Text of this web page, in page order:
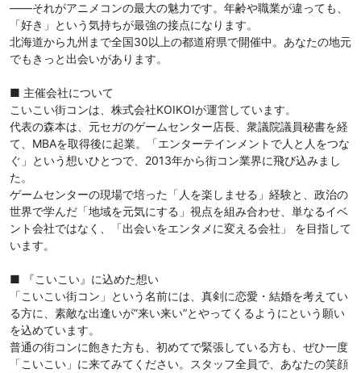
——それがアニメコンの最大の魅力です。年齢や職業が違っても、
「好き」という気持ちが最強の接点になります。
北海道から九州まで全国30以上の都道府県で開催中。あなたの地元
でもきっと出会いがあります。
■ 主催会社について
こいこい街コンは、株式会社KOIKOIが運営しています。
代表の森本は、元セガのゲームセンター店長、衆議院議員秘書を経
て、MBAを取得後に起業。「エンターテインメントで人と人をつな
ぐ」という想いひとつで、2013年から街コン業界に飛び込みまし
た。
ゲームセンターの現場で培った「人を楽しませる」経験と、政治の
世界で学んだ「地域を元気にする」視点を組み合わせ、単なるイベ
ント会社ではなく、「出会いをエンタメに変える会社」 を目指して
います。
■ 『こいこい』に込めた想い
「こいこい街コン」という名前には、真剣に恋愛・結婚を考えてい
る方に、素敵な出逢いが”来い来い”とやってくるようにという願い
を込めています。
普通の街コンに飽きた方も、初めてで緊張している方も、ぜひ一度
「こいこい」に来てみてください。スタッフ全員で、あなたの笑顔